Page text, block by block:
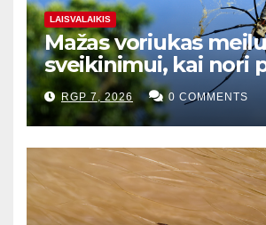
LAISVALAIKIS
Mažas voriukas
sveikinimui, kai nori
RGP 7, 2026 0 COMMENTS